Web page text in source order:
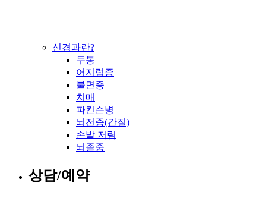
신경과란?
두통
어지럼증
불면증
치매
파킨슨병
뇌전증(간질)
손발 저림
뇌졸중
상담/예약